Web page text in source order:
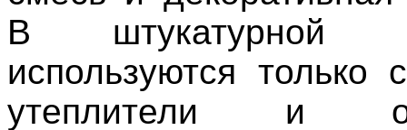
В штукатурной
используются только
утеплители и